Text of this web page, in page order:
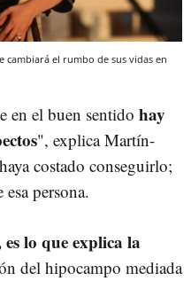
cambiará el rumbo de sus vidas en
en el buen sentido hay
", explica Martín-
costado conseguirlo;
persona.
lo que explica la
del hipocampo mediada